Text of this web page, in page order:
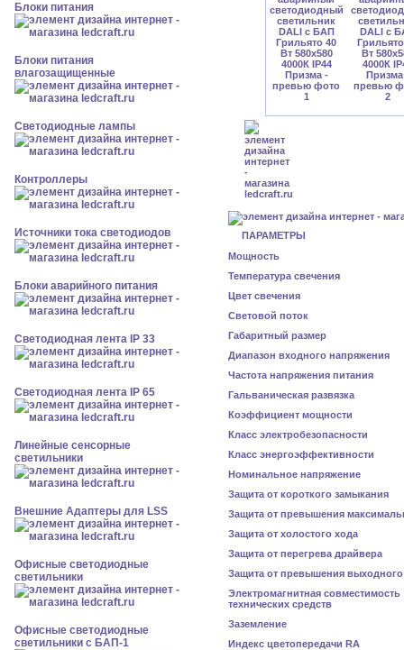
Блоки питания
Блоки питания
влагозащищенные
Светодиодные лампы
Контроллеры
Источники тока светодиодов
Блоки аварийного питания
Светодиодная лента IP 33
Светодиодная лента IP 65
Линейные сенсорные
светильники
Внешние Адаптеры для LSS
Офисные светодиодные
светильники
Офисные светодиодные
светильники с БАП-1
ПАРАМЕТРЫ
Мощность
Температура свечения
Цвет свечения
Световой поток
Габаритный размер
Диапазон входного напряжения
Частота напряжения питания
Гальваническая развязка
Коэффициент мощности
Класс электробезопасности
Класс энергоэффективности
Номинальное напряжение
Защита от короткого замыкания
Защита от превышения
Защита от холостого хода
Защита от перегрева драйвера
Защита от превышения
Электромагнитная совместимость
технических средств
Заземление
Индекс цветопередачи RA